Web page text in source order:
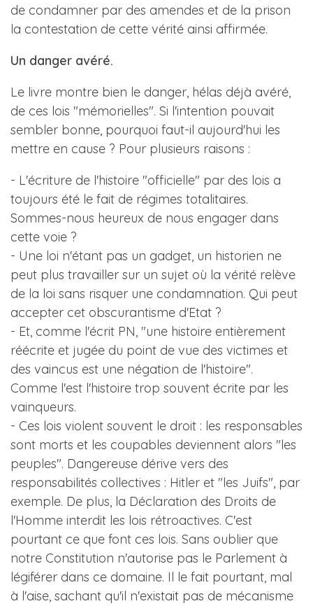
de condamner par des amendes et de la prison
la contestation de cette vérité ainsi affirmée.
Un danger avéré.
Le livre montre bien le danger, hélas déjà avéré,
de ces lois "mémorielles". Si l'intention pouvait
sembler bonne, pourquoi faut-il aujourd'hui les
mettre en cause ? Pour plusieurs raisons :
- L'écriture de l'histoire "officielle" par des lois a
toujours été le fait de régimes totalitaires.
Sommes-nous heureux de nous engager dans
cette voie ?
- Une loi n'étant pas un gadget, un historien ne
peut plus travailler sur un sujet où la vérité relève
de la loi sans risquer une condamnation. Qui peut
accepter cet obscurantisme d'Etat ?
- Et, comme l'écrit PN, "une histoire entièrement
réécrite et jugée du point de vue des victimes et
des vaincus est une négation de l'histoire".
Comme l'est l'histoire trop souvent écrite par les
vainqueurs.
- Ces lois violent souvent le droit : les responsables
sont morts et les coupables deviennent alors "les
peuples". Dangereuse dérive vers des
responsabilités collectives : Hitler et "les Juifs", par
exemple. De plus, la Déclaration des Droits de
l'Homme interdit les lois rétroactives. C'est
pourtant ce que font ces lois. Sans oublier que
notre Constitution n'autorise pas le Parlement à
légiférer dans ce domaine. Il le fait pourtant, mal
à l'aise, sachant qu'il n'existait pas de mécanisme